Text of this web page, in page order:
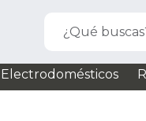
¿Qué
Electrodomésticos